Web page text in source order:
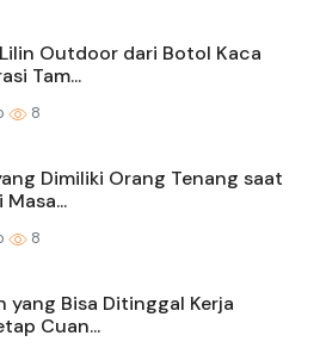
Outdoor dari Botol Kaca
Tam...
8
Dimiliki Orang Tenang saat
8
yang Bisa Ditinggal Kerja
Cuan...